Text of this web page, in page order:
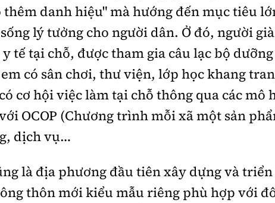
thêm danh hiệu" mà hướng đến mục tiêu
lý tưởng cho người dân. Ở đó, người
y tế tại chỗ, được tham gia câu lạc bộ
có sân chơi, thư viện, lớp học khang
cơ hội việc làm tại chỗ thông qua các mô
OCOP (Chương trình mỗi xã một sản
dịch vụ…
là địa phương đầu tiên xây dựng và
thôn mới kiểu mẫu riêng phù hợp với